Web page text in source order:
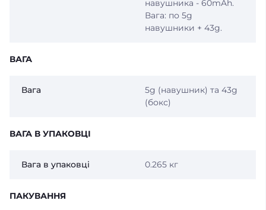
навушника - 60mAh.
Вага: по 5g
навушники + 43g.
ВАГА
Вага
5g (навушник) та 43g
(бокс)
ВАГА В УПАКОВЦІ
Вага в упаковці 0.265 кг
ПАКУВАННЯ